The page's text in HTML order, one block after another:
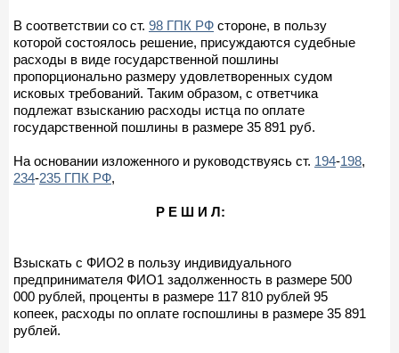
В соответствии со ст. 98 ГПК РФ стороне, в пользу
которой состоялось решение, присуждаются судебные
расходы в виде государственной пошлины
пропорционально размеру удовлетворенных судом
исковых требований. Таким образом, с ответчика
подлежат взысканию расходы истца по оплате
государственной пошлины в размере 35 891 руб.
На основании изложенного и руководствуясь ст. 194-198,
234-235 ГПК РФ,
Р Е Ш И Л:
Взыскать с ФИО2 в пользу индивидуального
предпринимателя ФИО1 задолженность в размере 500
000 рублей, проценты в размере 117 810 рублей 95
копеек, расходы по оплате госпошлины в размере 35 891
рублей.